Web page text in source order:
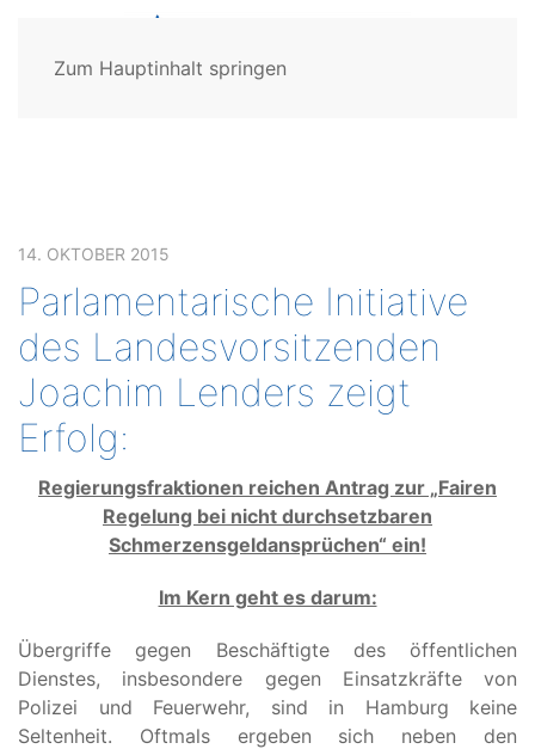
Zum Hauptinhalt springen
14. OKTOBER 2015
Parlamentarische Initiative
des Landesvorsitzenden
Joachim Lenders zeigt
Erfolg:
Regierungsfraktionen reichen Antrag zur „Fairen
Regelung bei nicht durchsetzbaren
Schmerzensgeldansprüchen“ ein!
Im Kern geht es darum:
Übergriffe gegen Beschäftigte des öffentlichen
Dienstes, insbesondere gegen Einsatzkräfte von
Polizei und Feuerwehr, sind in Hamburg keine
Seltenheit. Oftmals ergeben sich neben den